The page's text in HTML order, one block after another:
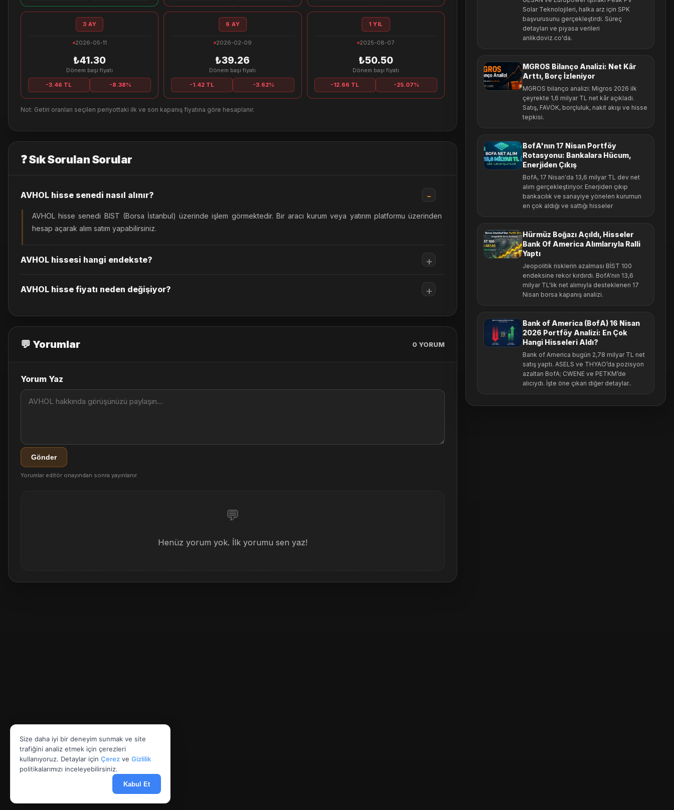
3 AY
2026-05-11
₺41.30
Dönem başı fiyatı
-3.46 TL -8.38%
6 AY
2026-02-09
₺39.26
Dönem başı fiyatı
-1.42 TL -3.62%
1 YIL
2025-08-07
₺50.50
Dönem başı fiyatı
-12.66 TL -25.07%
Not: Getiri oranları seçilen periyottaki ilk ve son kapanış fiyatına göre hesaplanır.
❓ Sık Sorulan Sorular
AVHOL hisse senedi nasıl alınır?
AVHOL hisse senedi BIST (Borsa İstanbul) üzerinde işlem görmektedir. Bir aracı kurum veya yatırım platformu üzerinden
hesap açarak alım satım yapabilirsiniz.
AVHOL hissesi hangi endekste?
AVHOL hisse fiyatı neden değişiyor?
💬 Yorumlar 0 YORUM
Yorum Yaz
Gönder
Yorumlar editör onayından sonra yayınlanır.
💬
Henüz yorum yok. İlk yorumu sen yaz!
Solar Teknolojileri, halka arz için SPK
başvurusunu gerçekleştirdi. Süreç
detayları ve piyasa verileri
anlikdoviz.co'da.
MGROS Bilanço Analizi: Net Kâr
Arttı, Borç İzleniyor
MGROS bilanço analizi: Migros 2026 ilk
çeyrekte 1,6 milyar TL net kâr açıkladı.
Satış, FAVÖK, borçluluk, nakit akışı ve hisse
tepkisi.
BofA'nın 17 Nisan Portföy
Rotasyonu: Bankalara Hücum,
Enerjiden Çıkış
BofA, 17 Nisan'da 13,6 milyar TL dev net
alım gerçekleştiriyor. Enerjiden çıkıp
bankacılık ve sanayiye yönelen kurumun
en çok aldığı ve sattığı hisseler
Hürmüz Boğazı Açıldı, Hisseler
Bank Of America Alımlarıyla Ralli
Yaptı
Jeopolitik risklerin azalması BİST 100
endeksine rekor kırdırdı. BofA'nın 13,6
milyar TL'lik net alımıyla desteklenen 17
Nisan borsa kapanış analizi.
Bank of America (BofA) 16 Nisan
2026 Portföy Analizi: En Çok
Hangi Hisseleri Aldı?
Bank of America bugün 2,78 milyar TL net
satış yaptı. ASELS ve THYAO’da pozisyon
azaltan BofA; CWENE ve PETKM’de
alıcıydı. İşte öne çıkan diğer detaylar..
Size daha iyi bir deneyim sunmak ve site
trafiğini analiz etmek için çerezleri
kullanıyoruz. Detaylar için Çerez ve Gizlilik
politikalarımızı inceleyebilirsiniz.
Kabul Et